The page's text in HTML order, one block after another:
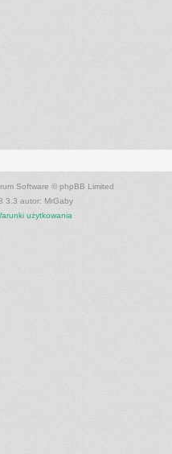
Software © phpBB Limited
3.3 autor: MrGaby
użytkowania